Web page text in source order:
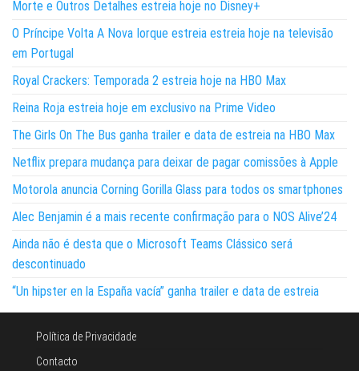
Morte e Outros Detalhes estreia hoje no Disney+
O Príncipe Volta A Nova Iorque estreia estreia hoje na televisão
em Portugal
Royal Crackers: Temporada 2 estreia hoje na HBO Max
Reina Roja estreia hoje em exclusivo na Prime Video
The Girls On The Bus ganha trailer e data de estreia na HBO Max
Netflix prepara mudança para deixar de pagar comissões à Apple
Motorola anuncia Corning Gorilla Glass para todos os smartphones
Alec Benjamin é a mais recente confirmação para o NOS Alive’24
Ainda não é desta que o Microsoft Teams Clássico será
descontinuado
“Un hipster en la España vacía” ganha trailer e data de estreia
Política de Privacidade
Contacto